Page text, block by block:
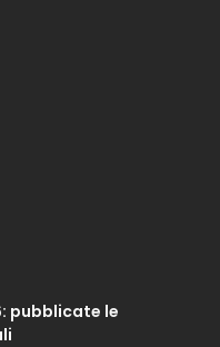
pubblicate le